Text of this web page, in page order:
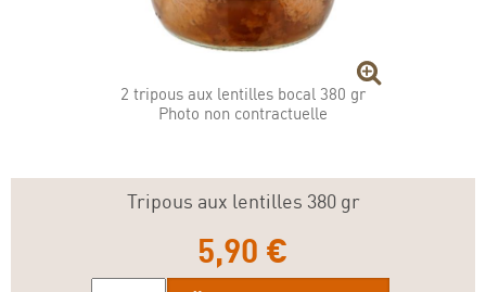
2 tripous aux lentilles bocal 380 gr
Photo non contractuelle
Tripous aux lentilles 380 gr
5,90 €